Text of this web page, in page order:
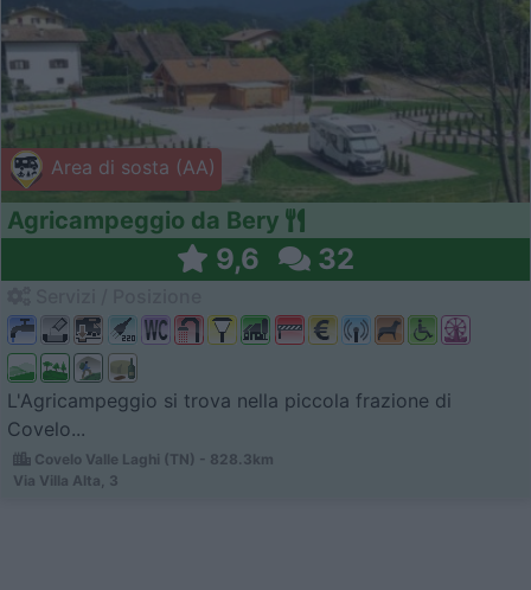
Area di sosta (AA)
Agricampeggio da Bery
9,6 32
L'Agricampeggio si trova nella piccola frazione di
Covelo...
Covelo Valle Laghi (TN) - 828.3km
Via Villa Alta, 3